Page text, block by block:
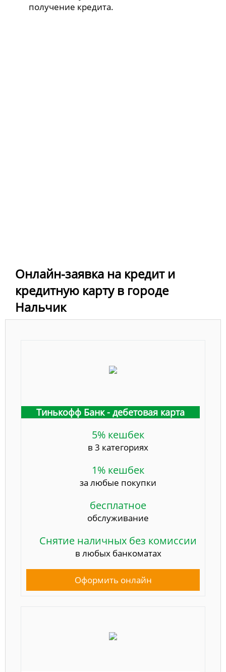
получение кредита.
Онлайн-заявка на кредит и
кредитную карту в городе
Нальчик
Тинькофф Банк - дебетовая карта
5% кешбек
в 3 категориях
1% кешбек
за любые покупки
бесплатное
обслуживание
Снятие наличных без комиссии
в любых банкоматах
Оформить онлайн